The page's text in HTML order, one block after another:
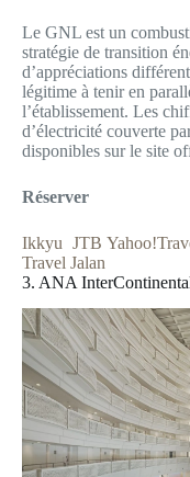
Le GNL est un
stratégie de transition
d’appréciations
légitime à tenir en
l’établissement. Les
d’électricité couverte
disponibles sur le site
Réserver
Ikkyu JTB
Travel Jalan
3. ANA